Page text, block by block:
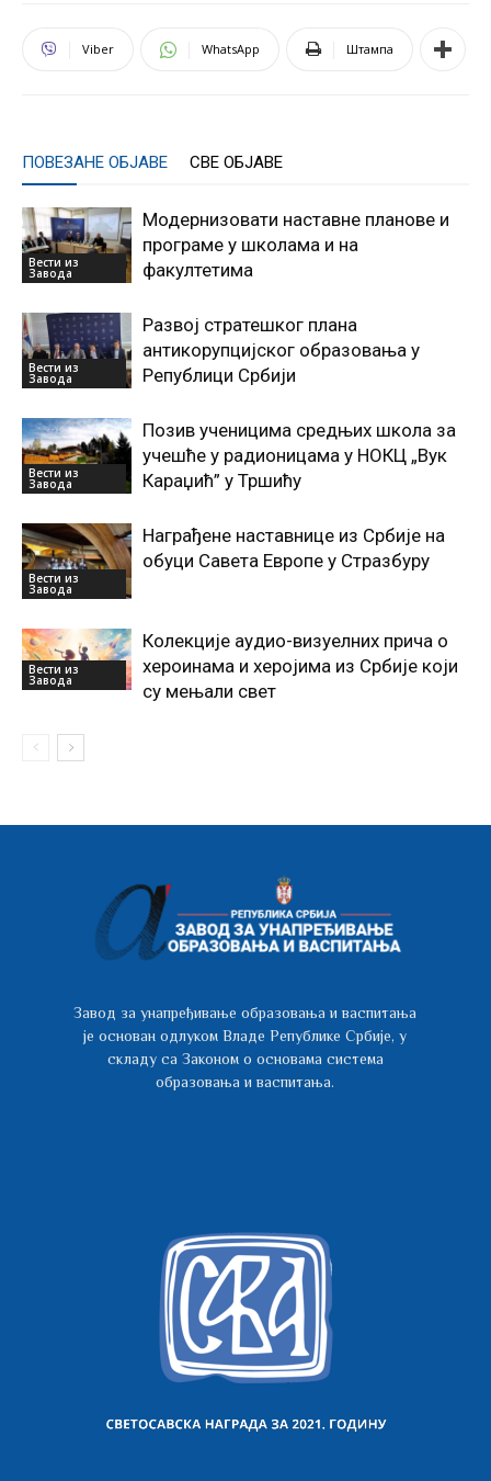
Viber WhatsApp Штампа
ПОВЕЗАНЕ ОБЈАВЕ СВЕ ОБЈАВЕ
Вести из
Завода
Модернизовати наставне планове и
програме у школама и на
факултетима
Вести из
Завода
Развој стратешког плана
антикорупцијског образовања у
Републици Србији
Вести из
Завода
Позив ученицима средњих школа за
учешће у радионицама у НОКЦ „Вук
Караџић” у Тршићу
Вести из
Завода
Награђене наставнице из Србије на
обуци Савета Европе у Стразбуру
Вести из
Завода
Колекције аудио-визуелних прича о
хероинама и херојима из Србије који
су мењали свет
Завод за унапређивање образовања и васпитања
је основан одлуком Владе Републике Србије, у
складу са Законом о основама система
образовања и васпитања.